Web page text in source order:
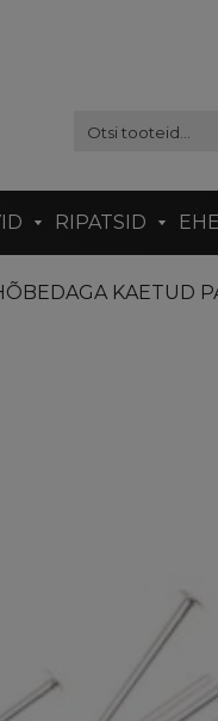
RIPATSID
KAETUD